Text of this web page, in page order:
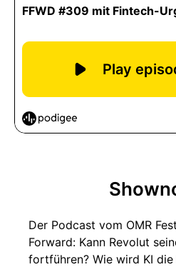
Der Podcast vom OMR
Forward: Kann Revolut
fortführen? Wie wird KI die